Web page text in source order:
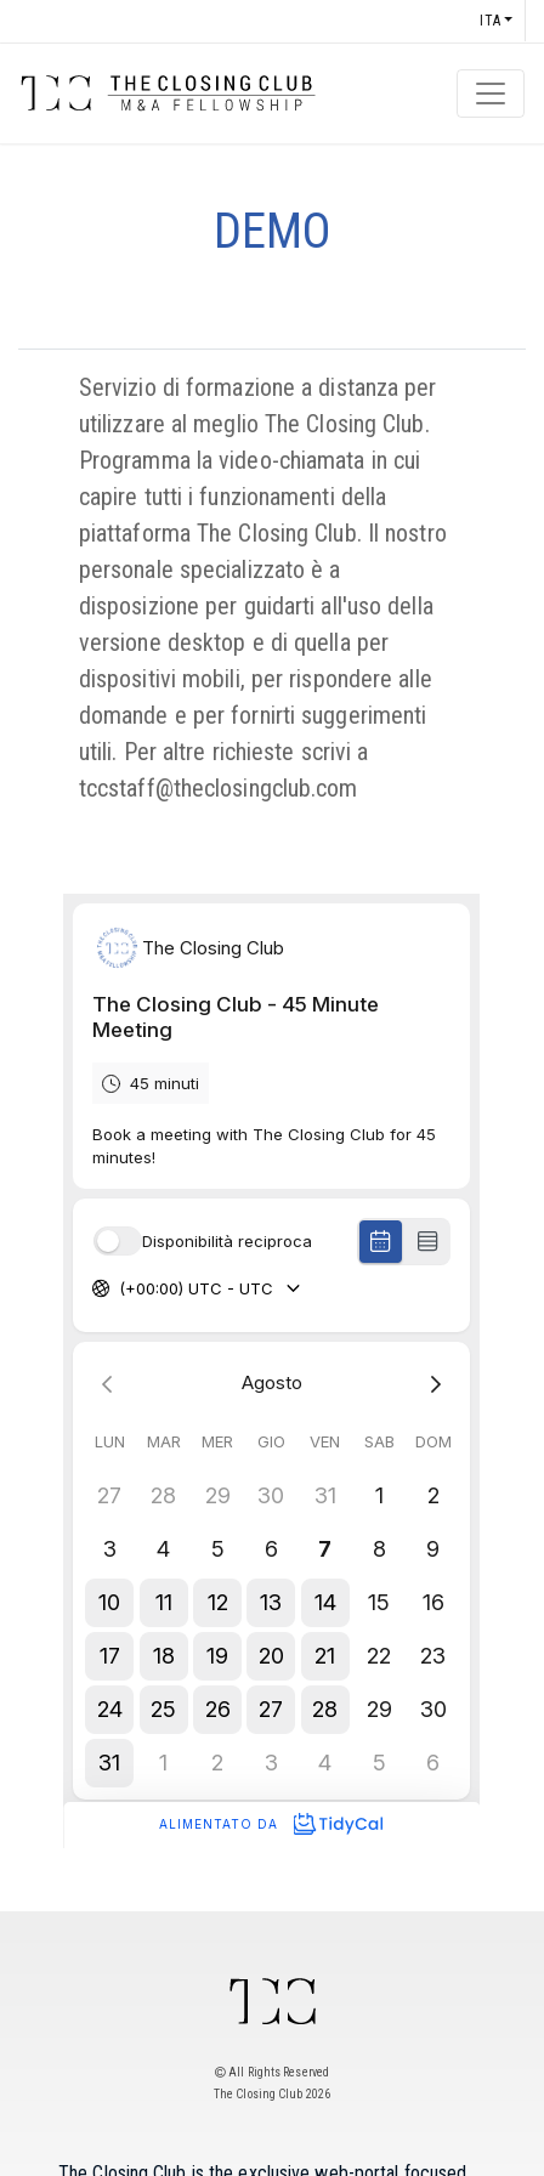
ITA
DEMO
Servizio di formazione a distanza per
utilizzare al meglio The Closing Club.
Programma la video-chiamata in cui
capire tutti i funzionamenti della
piattaforma The Closing Club. Il nostro
personale specializzato è a
disposizione per guidarti all'uso della
versione desktop e di quella per
dispositivi mobili, per rispondere alle
domande e per fornirti suggerimenti
utili. Per altre richieste scrivi a
All Rights Reserved
The Closing Club 2026